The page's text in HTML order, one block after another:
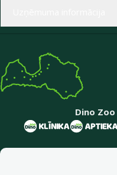
Dino